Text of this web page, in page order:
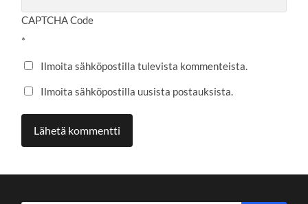
CAPTCHA Code
*
Ilmoita sähköpostilla tulevista kommenteista.
Ilmoita sähköpostilla uusista postauksista.